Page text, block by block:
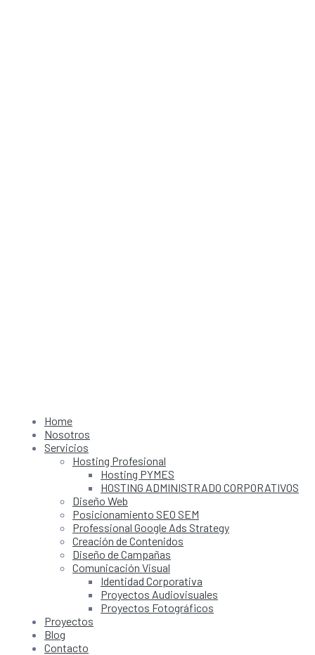
Home
Nosotros
Servicios
Hosting Profesional
Hosting PYMES
HOSTING ADMINISTRADO CORPORATIVOS
Diseño Web
Posicionamiento SEO SEM
Professional Google Ads Strategy
Creación de Contenidos
Diseño de Campañas
Comunicación Visual
Identidad Corporativa
Proyectos Audiovisuales
Proyectos Fotográficos
Proyectos
Blog
Contacto